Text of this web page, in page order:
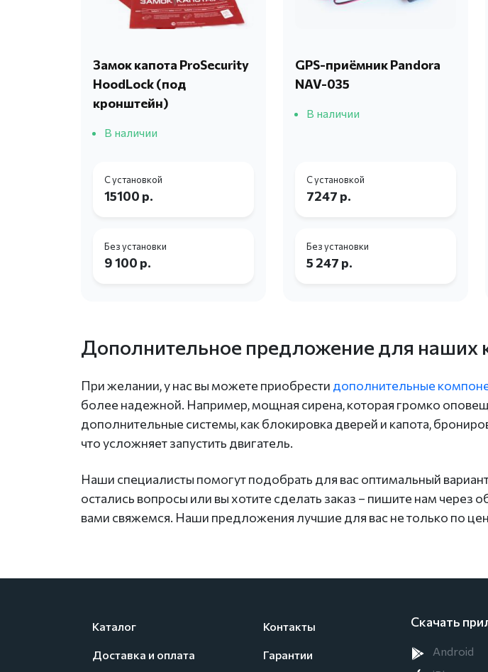
Замок капота ProSecurity
HoodLock (под
кронштейн)
В наличии
С установкой
15100 р.
Без установки
9 100 р.
GPS-приёмник Pandora
NAV-035
В наличии
С установкой
7247 р.
Без установки
5 247 р.
Дополнительное предложение для наших
При желании, у нас вы можете приобрести дополнительные
более надежной. Например, мощная сирена, которая громко
дополнительные системы, как блокировка дверей и капота,
что усложняет запустить двигатель.
Наши специалисты помогут подобрать для вас оптимальный
остались вопросы или вы хотите сделать заказ – пишите нам
вами свяжемся. Наши предложения лучшие для вас не только по
Каталог
Доставка и оплата
Контакты
Гарантии
Скачать
Android